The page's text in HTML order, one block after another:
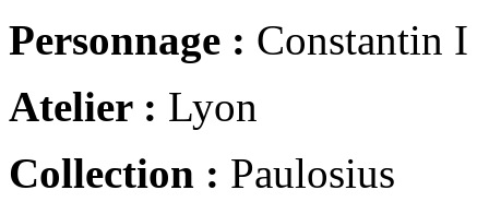
Personnage : Constantin I
Atelier : Lyon
Collection : Paulosius